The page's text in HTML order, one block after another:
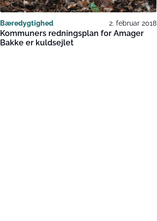
Bæredygtighed 2. februar 2018
Kommuners redningsplan for Amager
Bakke er kuldsejlet